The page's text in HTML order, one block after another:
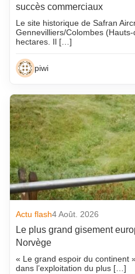
succès commerciaux
Le site historique de Safran
Gennevilliers/Colombes
hectares. Il […]
piwi
Actu flash4 Août. 2026
Le plus grand gisement
Norvège
« Le grand espoir du continent
dans l’exploitation du plus […]